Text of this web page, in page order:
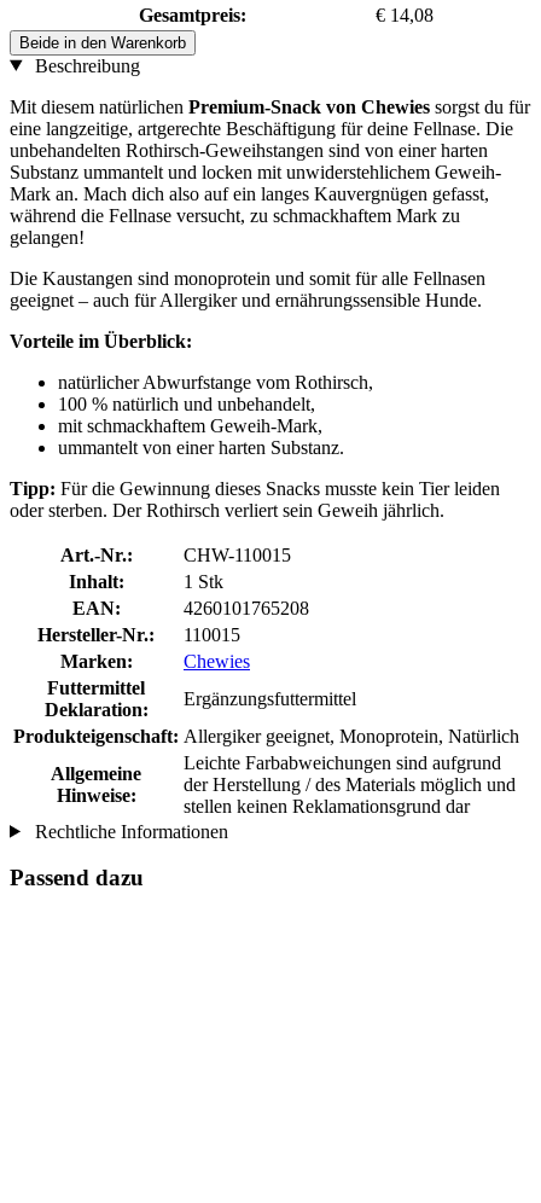
Gesamtpreis:
€ 14,08
Beide in den Warenkorb
Beschreibung
Mit diesem natürlichen Premium-Snack von Chewies sorgst du für
eine langzeitige, artgerechte Beschäftigung für deine Fellnase. Die
unbehandelten Rothirsch-Geweihstangen sind von einer harten
Substanz ummantelt und locken mit unwiderstehlichem Geweih-
Mark an. Mach dich also auf ein langes Kauvergnügen gefasst,
während die Fellnase versucht, zu schmackhaftem Mark zu
gelangen!
Die Kaustangen sind monoprotein und somit für alle Fellnasen
geeignet – auch für Allergiker und ernährungssensible Hunde.
Vorteile im Überblick:
natürlicher Abwurfstange vom Rothirsch,
100 % natürlich und unbehandelt,
mit schmackhaftem Geweih-Mark,
ummantelt von einer harten Substanz.
Tipp: Für die Gewinnung dieses Snacks musste kein Tier leiden
oder sterben. Der Rothirsch verliert sein Geweih jährlich.
Art.-Nr.:
CHW-110015
Inhalt:
1 Stk
EAN:
4260101765208
Hersteller-Nr.:
110015
Marken:
Chewies
Futtermittel
Deklaration:
Ergänzungsfuttermittel
Produkteigenschaft: Allergiker geeignet, Monoprotein, Natürlich
Allgemeine
Hinweise:
Leichte Farbabweichungen sind aufgrund
der Herstellung / des Materials möglich und
stellen keinen Reklamationsgrund dar
Rechtliche Informationen
Passend dazu